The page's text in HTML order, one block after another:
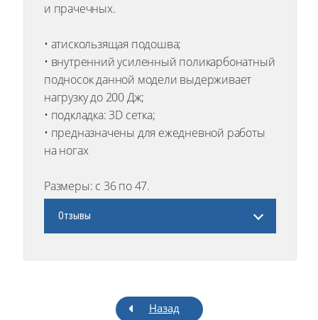
и прачечных.
• атискользящая подошва;
• внутренний усиленный поликарбонатный
подносок данной модели выдерживает
нагрузку до 200 Дж;
• подкладка: 3D сетка;
• предназначены для ежедневной работы
на ногах
Размеры: с 36 по 47.
Отзывы
Назад